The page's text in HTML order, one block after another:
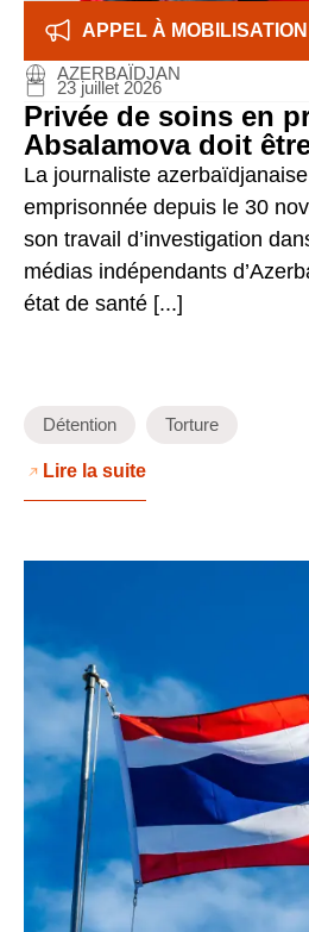
APPEL À MOBILISATION
AZERBAÏDJAN
23 juillet 2026
Privée de soins en
Absalamova doit
La journaliste
emprisonnée depuis le 30
son travail d’investigation
médias indépendants
état de santé [...]
Détention Torture
Lire la suite